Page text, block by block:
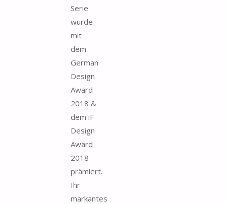
Serie
wurde
mit
dem
German
Design
Award
2018 &
dem iF
Design
Award
2018
prämiert.
Ihr
markantes